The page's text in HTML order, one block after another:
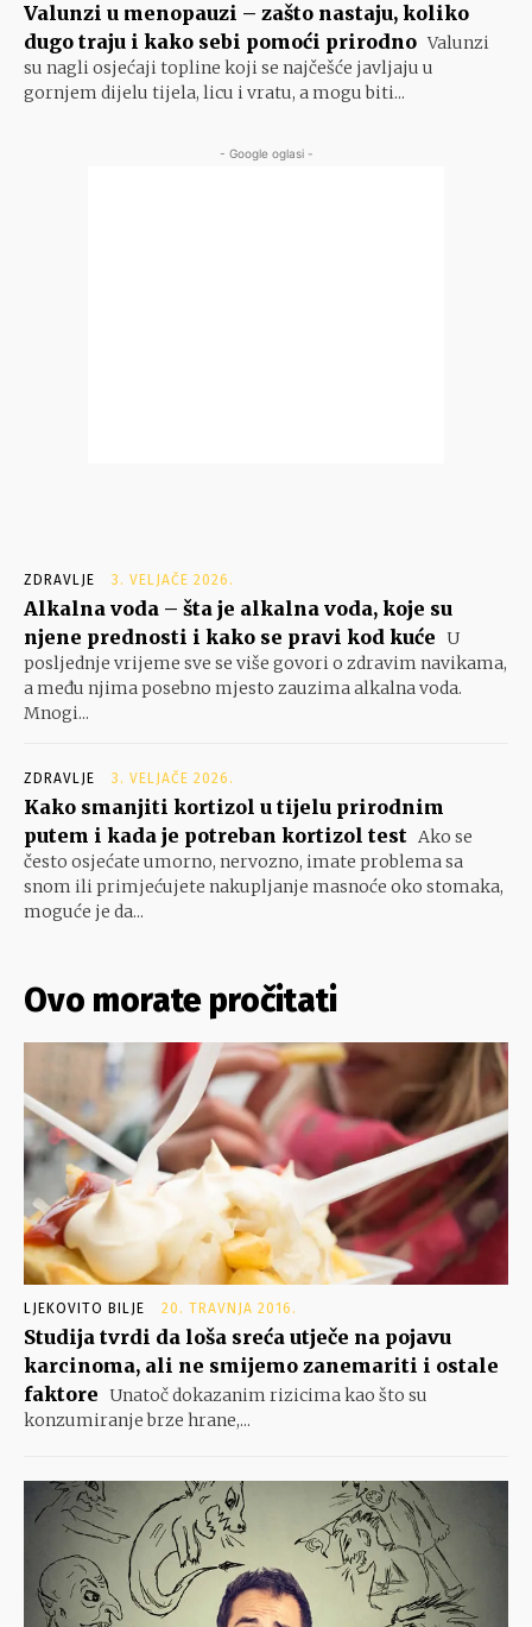
Valunzi u menopauzi – zašto nastaju, koliko
dugo traju i kako sebi pomoći prirodno Valunzi
su nagli osjećaji topline koji se najčešće javljaju u
gornjem dijelu tijela, licu i vratu, a mogu biti...
- Google oglasi -
ZDRAVLJE 3. VELJAČE 2026.
Alkalna voda – šta je alkalna voda, koje su
njene prednosti i kako se pravi kod kuće U
posljednje vrijeme sve se više govori o zdravim navikama,
a među njima posebno mjesto zauzima alkalna voda.
Mnogi...
ZDRAVLJE 3. VELJAČE 2026.
Kako smanjiti kortizol u tijelu prirodnim
putem i kada je potreban kortizol test Ako se
često osjećate umorno, nervozno, imate problema sa
snom ili primjećujete nakupljanje masnoće oko stomaka,
moguće je da...
Ovo morate pročitati
LJEKOVITO BILJE 20. TRAVNJA 2016.
Studija tvrdi da loša sreća utječe na pojavu
karcinoma, ali ne smijemo zanemariti i ostale
faktore Unatoč dokazanim rizicima kao što su
konzumiranje brze hrane,...